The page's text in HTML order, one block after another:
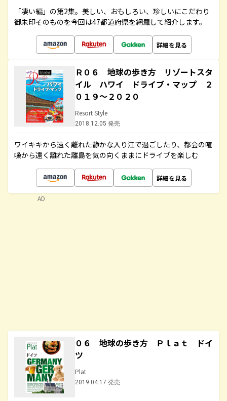
「凄い編」の第2集。美しい、おもしろい、珍しいにこだわり
御朱印そのものを今回は47都道府県を網羅して紹介します。
詳細を見る
Ｒ０６ 地球の歩き方 リゾートスタ
イル ハワイ ドライブ・マップ ２
０１９～２０２０
Resort Style
2018.12.05 発売
ワイキキから遠く離れた静かな入り江で過ごしたり、都会の喧
噪から遠く離れた離島を気の向くままにドライブを楽しむ
詳細を見る
０６ 地球の歩き方 Ｐｌａｔ ドイ
ツ
Plat
2019.04.17 発売
AD